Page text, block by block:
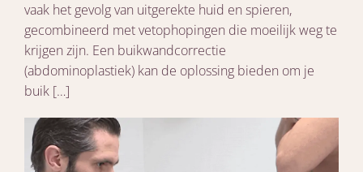
vaak het gevolg van uitgerekte huid en spieren,
gecombineerd met vetophopingen die moeilijk weg te
krijgen zijn. Een buikwandcorrectie
(abdominoplastiek) kan de oplossing bieden om je
buik […]